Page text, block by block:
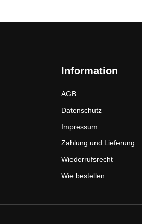
Information
AGB
Datenschutz
Impressum
Zahlung und Lieferung
Wiederrufsrecht
Wie bestellen